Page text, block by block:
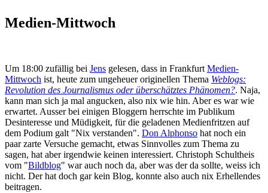
Medien-Mittwoch
Um 18:00 zufällig bei Jens gelesen, dass in Frankfurt Medien-
Mittwoch ist, heute zum ungeheuer originellen Thema Weblogs:
Revolution des Journalismus oder überschätztes Phänomen?. Naja,
kann man sich ja mal angucken, also nix wie hin. Aber es war wie
erwartet. Ausser bei einigen Bloggern herrschte im Publikum
Desinteresse und Müdigkeit, für die geladenen Medienfritzen auf
dem Podium galt "Nix verstanden". Don Alphonso hat noch ein
paar zarte Versuche gemacht, etwas Sinnvolles zum Thema zu
sagen, hat aber irgendwie keinen interessiert. Christoph Schultheis
vom "Bildblog" war auch noch da, aber was der da sollte, weiss ich
nicht. Der hat doch gar kein Blog, konnte also auch nix Erhellendes
beitragen.